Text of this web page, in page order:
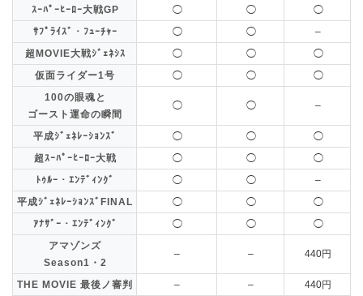
ｽｰﾊﾟｰﾋｰﾛｰ大戦GP
◯ ◯
◯
ｻﾌﾟﾗｲｽﾞ・ﾌｭｰﾁｬｰ
◯ ◯
–
超MOVIE大戦ｼﾞｪﾈｼｽ
◯ ◯
◯
仮面ライダー1号
◯ ◯
◯
100の眼魂と
ゴースト運命の瞬間
◯ ◯ –
平成ｼﾞｪﾈﾚｰｼｮﾝｽﾞ ◯ ◯
◯
超ｽｰﾊﾟｰﾋｰﾛｰ大戦
◯ ◯
◯
ﾄｩﾙｰ・ｴﾝﾃﾞｨﾝｸﾞ
◯ ◯
–
平成ｼﾞｪﾈﾚｰｼｮﾝｽﾞFINAL
◯ ◯
◯
ｱﾅｻﾞｰ・ｴﾝﾃﾞｨﾝｸﾞ
◯ ◯
◯
アマゾンズ
Season1・2
– – 440円
THE MOVIE 最後ノ審判 – –
440円